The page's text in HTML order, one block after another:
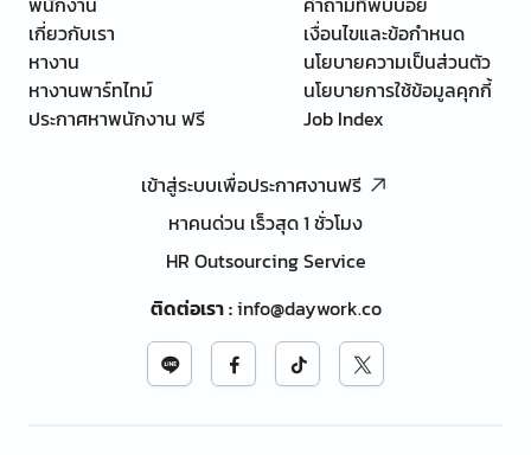
เกี่ยวกับเรา
หางาน
หางานพาร์ทไทม์
ประกาศหาพนักงาน ฟรี
เงื่อนไขและข้อกำหนด
นโยบายความเป็นส่วนตัว
นโยบายการใช้ข้อมูลคุกกี้
Job Index
เข้าสู่ระบบเพื่อประกาศงานฟรี
หาคนด่วน เร็วสุด 1 ชั่วโมง
HR Outsourcing Service
ติดต่อเรา:info@daywork.co